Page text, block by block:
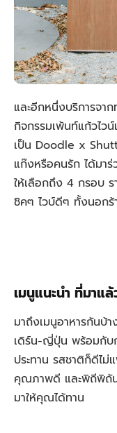
และอีกหนึ่งบริการจา
กิจกรรมเพ้นท์แก้วไว
เป็น Doodle x
แก๊งหรือคนรัก ได้มา
ให้เลือกถึง 4 กรอบ
ชิคๆ ไวบ์ดีๆ ทั้งนอกร้
เมนูแนะนำ ที่มาแ
มาถึงเมนูอาหารกันบ้า
เดิร์น-ญี่ปุ่น พร้อมกับ
ประทาน รสชาติก็ดีไม่
คุณภาพดี และพิถีพิถัน
มาให้คุณได้ทาน